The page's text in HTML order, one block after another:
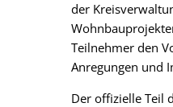
der
Teilnehmer den
Anregungen und
Der offizielle Teil